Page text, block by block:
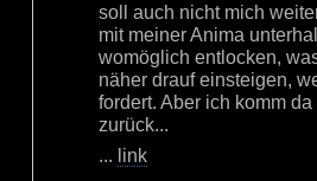
soll auch nicht mich
mit meiner Anima
womöglich entlocken,
näher drauf einsteigen,
fordert. Aber ich komm
zurück...
... link